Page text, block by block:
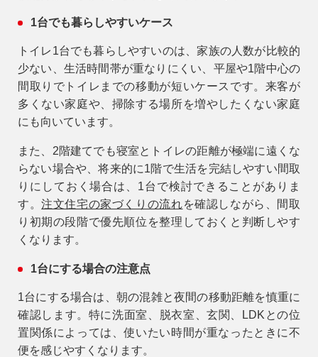
1台でも暮らしやすいケース
トイレ1台でも暮らしやすいのは、家族の人数が比較的
少ない、生活時間帯が重なりにくい、平屋や1階中心の
間取りでトイレまでの移動が短いケースです。来客が
多くない家庭や、掃除する場所を増やしたくない家庭
にも向いています。
また、2階建てでも寝室とトイレの距離が極端に遠くな
らない場合や、将来的に1階で生活を完結しやすい間取
りにしておく場合は、1台で検討できることがありま
す。注文住宅の家づくりの流れを確認しながら、間取
り初期の段階で優先順位を整理しておくと判断しやす
くなります。
1台にする場合の注意点
1台にする場合は、朝の混雑と夜間の移動距離を慎重に
確認します。特に洗面室、脱衣室、玄関、LDKとの位
置関係によっては、使いたい時間が重なったときに不
便を感じやすくなります。